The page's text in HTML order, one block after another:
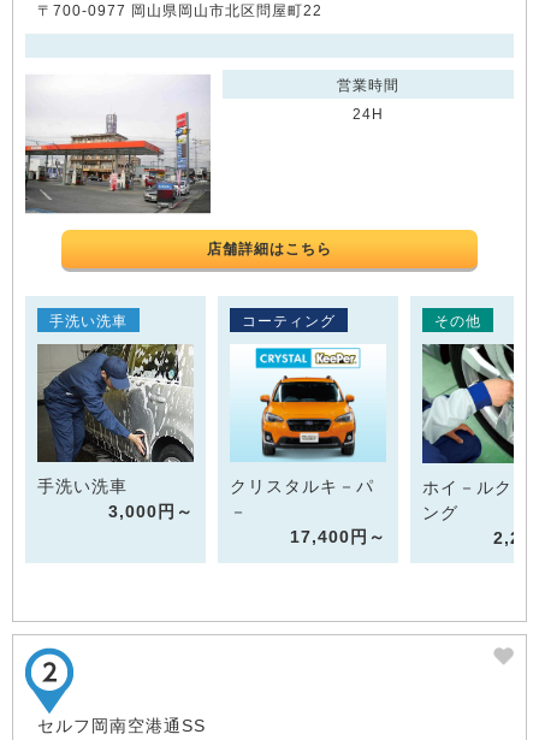
〒700-0977 岡山県岡山市北区問屋町22
営業時間
24H
店舗詳細はこちら
手洗い洗車
手洗い洗車
3,000円～
コーティング
クリスタルキ－パ
－
17,400円～
その他
ホイ－ルクリ
ング
セルフ岡南空港通SS